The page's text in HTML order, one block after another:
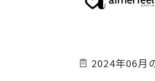
2024年06月